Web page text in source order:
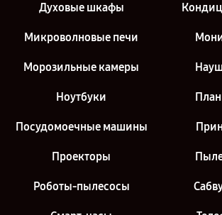
Духовые шкафы
Микроволновые печи
Морозильные камеры
Ноутбуки
Посудомоечные машины
Проекторы
Роботы-пылесосы